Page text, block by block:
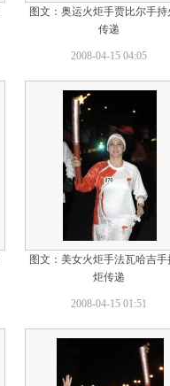
图文：奥运火炬手贾比尔手持
传递
2008-04-15 04:05
图文：美女火炬手法瓦哈吉手
炬传递
2008-04-15 01:51